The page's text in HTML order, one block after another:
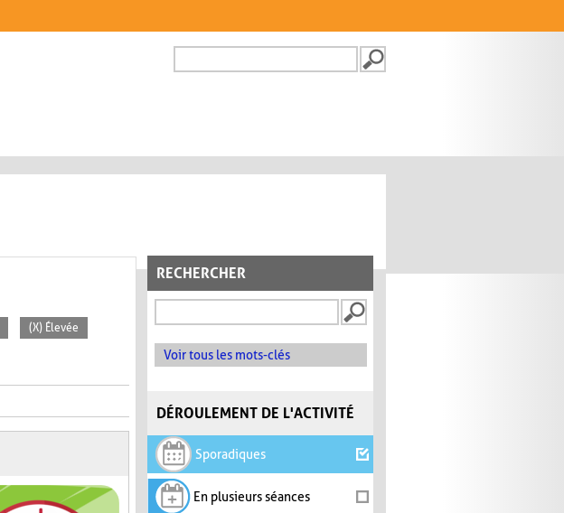
FORMULAIRE DE
RECHERCHER
Voir tous les mots-clés
DÉROULEMENT DE L'ACTIVITÉ
Sporadiques
En plusieurs séances
(X) Élevée